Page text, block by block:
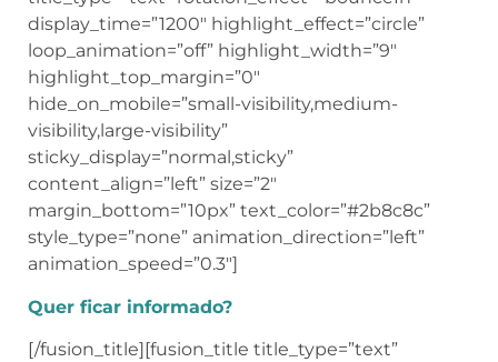
loop_animation=”off” highlight_width=”9″
highlight_top_margin=”0″
hide_on_mobile=”small-visibility,medium-
visibility,large-visibility”
sticky_display=”normal,sticky”
content_align=”left” size=”2″
margin_bottom=”10px” text_color=”#2b8c8c”
style_type=”none” animation_direction=”left”
animation_speed=”0.3″]
Quer ficar informado?
[/fusion_title][fusion_title title_type=”text”
rotation_effect=”bounceIn” display_time=”1200″